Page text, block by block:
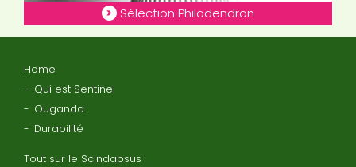
Sélection Philodendron
Home
Qui est Sentinel
Ouganda
Durabilité
Tout sur le Scindapsus